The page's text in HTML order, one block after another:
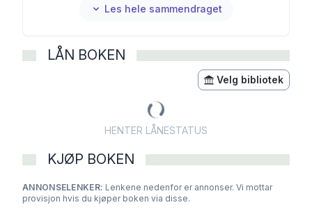
alle. Men er det så enkelt som det høres ut? Og
venner? Det er ikke alltid enkelt å følge planen,
og særlig ikke når man havner i så mange SYKT
FLAUE situasjoner som LOTTIE BROOKS.
Serien om Lottie Brooks er en barnebok favoritt
om forelskelse, pubertet og vennskap.
Les hele sammendraget
LÅN BOKEN
Velg bibliotek
HENTER LÅNESTATUS
KJØP BOKEN
ANNONSELENKER: Lenkene nedenfor er annonser. Vi mottar
provisjon hvis du kjøper boken via disse.